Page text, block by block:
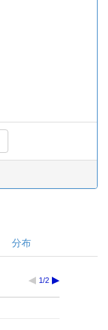
分布
1/2